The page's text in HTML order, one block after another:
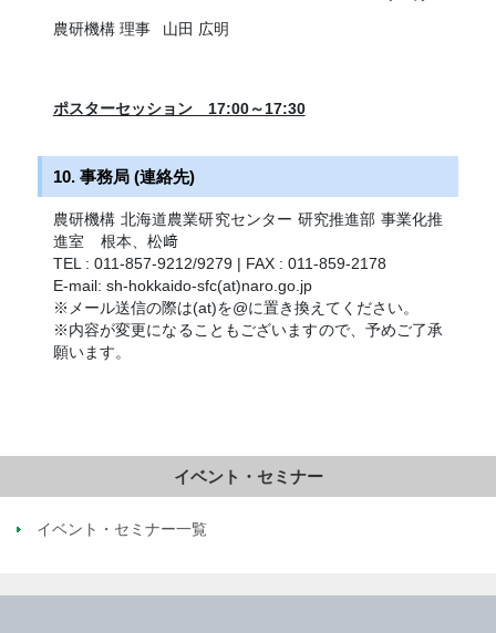
農研機構 理事
山田 広明
ポスターセッション 17:00～17:30
10. 事務局 (連絡先)
農研機構 北海道農業研究センター 研究推進部 事業化推
進室
根本、松﨑
TEL : 011-857-9212/9279 | FAX : 011-859-2178
E-mail: sh-hokkaido-sfc(at)naro.go.jp
※メール送信の際は(at)を@に置き換えてください。
※内容が変更になることもございますので、予めご了承
願います。
イベント・セミナー
イベント・セミナー一覧